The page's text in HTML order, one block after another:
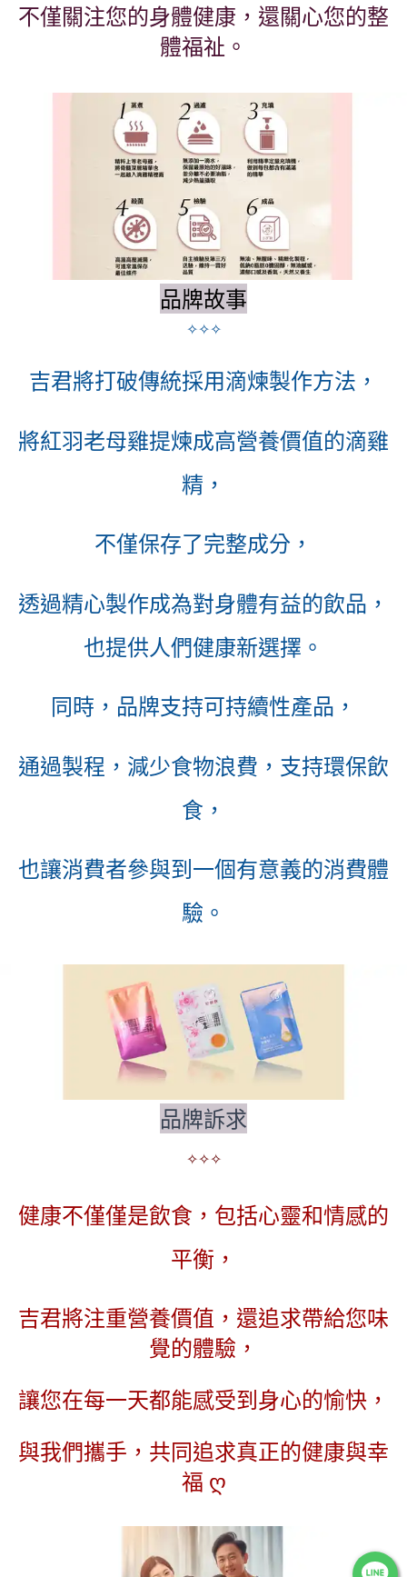
不僅關注您的身體健康，還關心您的整
體福祉。
品牌故事
✧✧✧
吉君將打破傳統採用滴煉製作方法，
將紅羽老母雞提煉成高營養價值的滴雞
精，
不僅保存了完整成分，
透過精心製作成為對身體有益的飲品，
也提供人們健康新選擇。
同時， 品牌支持可持續性產品，
通過製程，減少食物浪費，支持環保飲
食，
也讓消費者參與到一個有意義的消費體
驗。
品牌訴求
✧✧✧
健康不僅僅是飲食，包括心靈和情感的
平衡，
吉君將注重營養價值， 還追求帶給您味
覺的體驗，
讓您在每一天都能感受到身心的愉快，
與我們攜手，共同追求真正的健康與幸
福 ღ